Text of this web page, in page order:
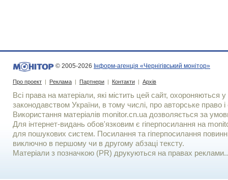
© 2005-2026 Інформ-агенція «Чернігівський монітор»
Про проект | Реклама | Партнери | Контакти | Архів
Всі права на матеріали, які містить цей сайт, охороняються у
законодавством України, в тому числі, про авторське право і
Використання матерiалiв monitor.cn.ua дозволяється за
Для iнтернет-видань обов'язковим є гiперпосилання на
для пошукових систем. Посилання та гіперпосилання
виключно в першому чи в другому абзаці тексту.
Матеріали з позначкою (PR) друкуються на правах реклами..